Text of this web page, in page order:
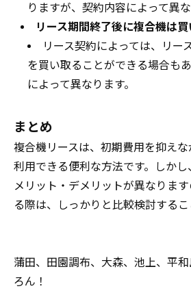
りますが、契約内容によって異な
リース期間終了後に複合機は
リース契約によっては、リー
を買い取ることができる場合も
によって異なります。
まとめ
複合機リースは、初期費用を抑え
利用できる便利な方法です。しか
メリット・デメリットが異なりま
る際は、しっかりと比較検討するこ
蒲田、田園調布、大森、池上、平
ろん！